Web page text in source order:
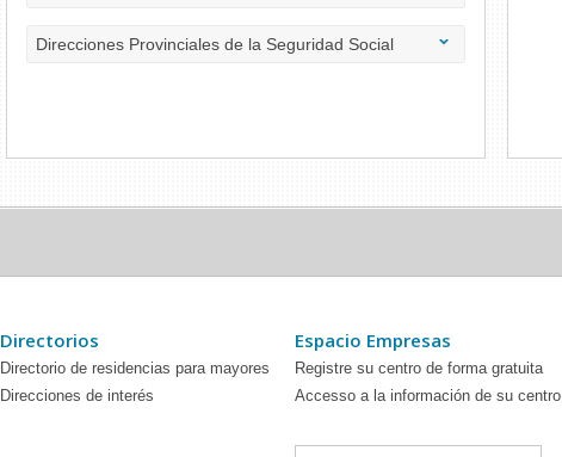
Direcciones Provinciales de la Seguridad Social
Directorios
Directorio de residencias para mayores
Direcciones de interés
Espacio Empresas
Registre su centro de forma gratuita
Accesso a la información de su centro